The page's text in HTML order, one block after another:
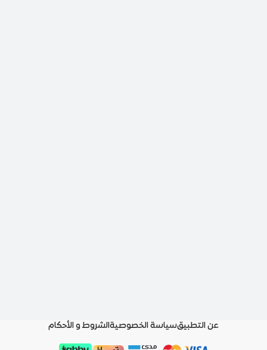
عن التطبيقسياسة الخصوصيةالشروط و الأحكام